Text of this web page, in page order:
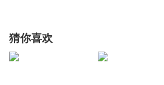
大吉丘
猜你喜欢